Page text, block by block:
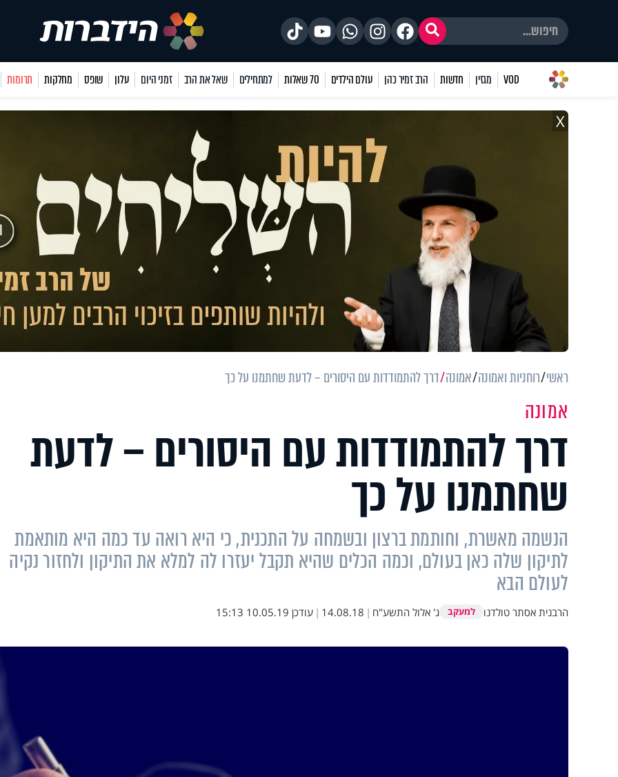
VOD מגזין חדשות הרב זמיר כהן עולם הילדים 70 שאלות למתחילים שאל את הרב זמני היום עלון שופס מחלקות תרומות
X
ראשי רוחניות ואמונה אמונה דרך להתמודדות עם היסורים – לדעת שחתמנו על כך
אמונה
דרך להתמודדות עם היסורים – לדעת
שחתמנו על כך
הנשמה מאשרת, וחותמת ברצון ובשמחה על התכנית, כי היא רואה עד כמה היא מותאמת
לתיקון שלה כאן בעולם, וכמה הכלים שהיא תקבל יעזרו לה למלא את התיקון ולחזור נקיה
לעולם הבא
הרבנית אסתר טולדנו למעקב ג' אלול התשע"ח |
14.08.18
| עודכן 10.05.19 15:13